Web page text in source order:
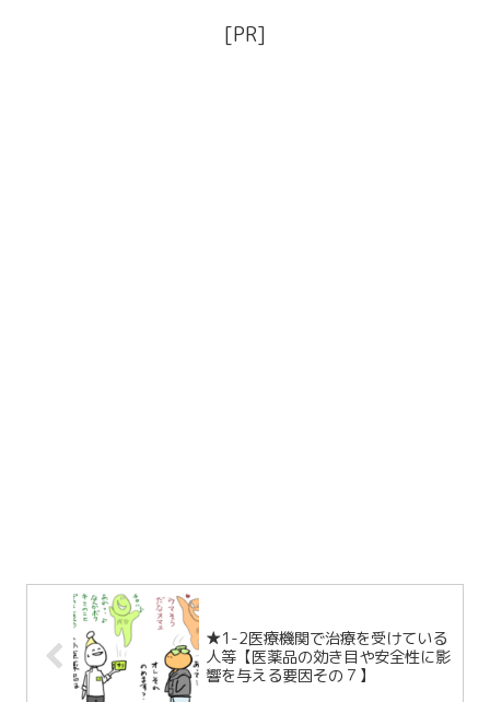
[PR]
★1-2医療機関で治療を受けている
人等【医薬品の効き目や安全性に影
響を与える要因その７】